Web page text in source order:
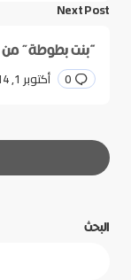
Next Post
“بنت بطوطة” من
0 أكتوبر 1, 2014
البحث